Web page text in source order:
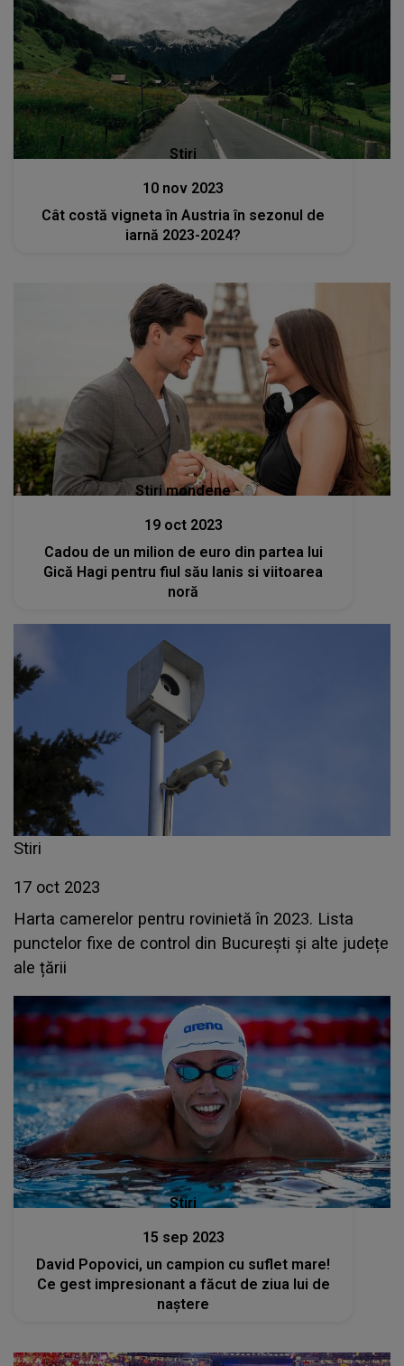
Stiri
10 nov 2023
Cât costă vigneta în Austria în sezonul de
iarnă 2023-2024?
Stiri mondene
19 oct 2023
Cadou de un milion de euro din partea lui
Gică Hagi pentru fiul său Ianis si viitoarea
noră
Stiri
17 oct 2023
Harta camerelor pentru rovinietă în 2023. Lista
punctelor fixe de control din București și alte județe
ale țării
Stiri
15 sep 2023
David Popovici, un campion cu suflet mare!
Ce gest impresionant a făcut de ziua lui de
naștere